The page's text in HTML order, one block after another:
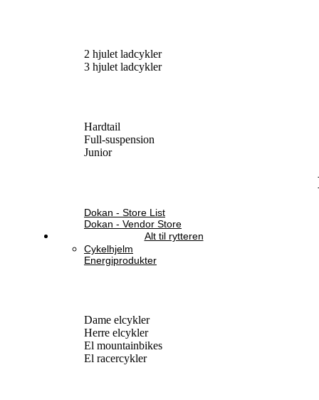
2 hjulet ladcykler
3 hjulet ladcykler
Hardtail
Full-suspension
Junior
Dokan - Store List
Dokan - Vendor Store
Alt til rytteren
Cykelhjelm
Energiprodukter
Dame elcykler
Herre elcykler
El mountainbikes
El racercykler